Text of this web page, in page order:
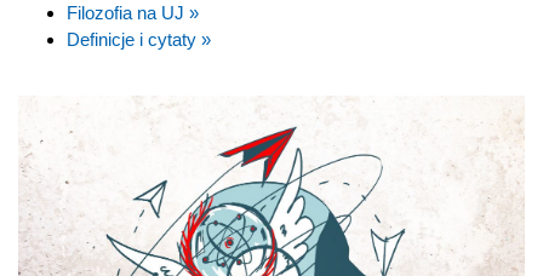
Filozofia na UJ »
Definicje i cytaty »